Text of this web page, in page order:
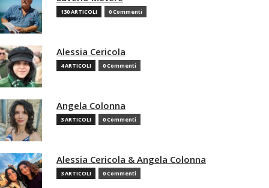
130 ARTICOLI 0 Commenti
Alessia Cericola
4 ARTICOLI 0 Commenti
Angela Colonna
3 ARTICOLI 0 Commenti
Alessia Cericola & Angela Colonna
3 ARTICOLI 0 Commenti